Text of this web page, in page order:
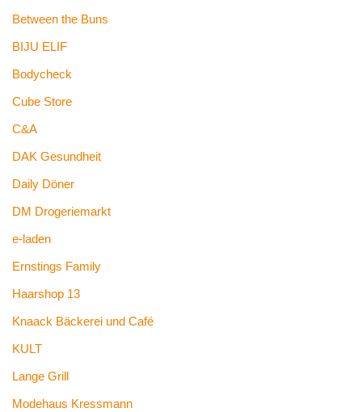
Between the Buns
BIJU ELIF
Bodycheck
Cube Store
C&A
DAK Gesundheit
Daily Döner
DM Drogeriemarkt
e-laden
Ernstings Family
Haarshop 13
Knaack Bäckerei und Café
KULT
Lange Grill
Modehaus Kressmann